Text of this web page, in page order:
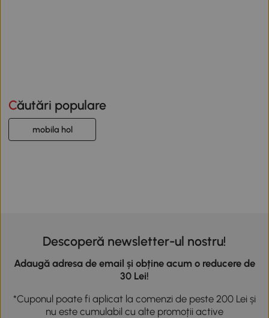
Căutări populare
mobila hol
Descoperă newsletter-ul nostru!
Adaugă adresa de email și obține acum o reducere de
30 Lei!
*Cuponul poate fi aplicat la comenzi de peste 200 Lei și
nu este cumulabil cu alte promoții active